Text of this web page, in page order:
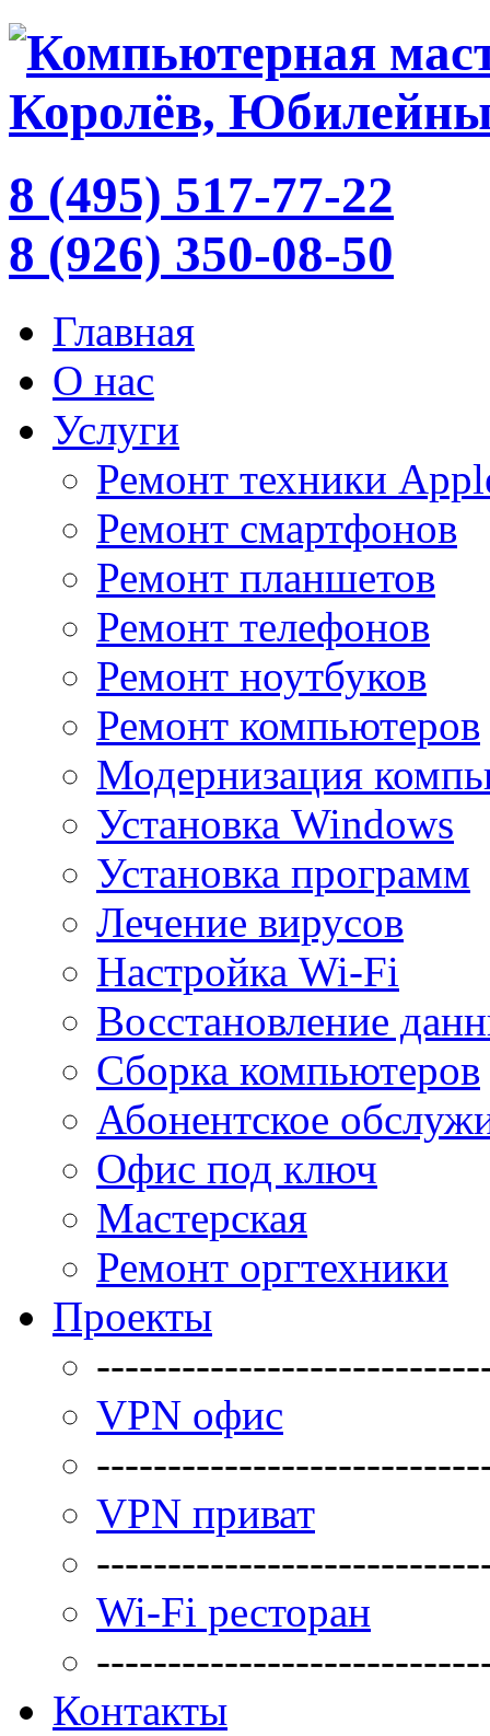
8 (495) 517-77-22
8 (926) 350-08-50
Главная
О нас
Услуги
Ремонт техники
Ремонт смартфонов
Ремонт планшетов
Ремонт телефонов
Ремонт ноутбуков
Ремонт компьютеров
Модернизация
Установка Windows
Установка программ
Лечение вирусов
Настройка Wi-Fi
Восстановление
Сборка компьютеров
Абонентское
Офис под ключ
Мастерская
Ремонт оргтехники
Проекты
VPN офис
VPN приват
Wi-Fi ресторан
Контакты